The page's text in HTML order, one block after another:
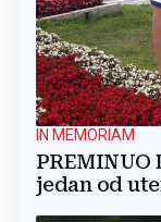
IN MEMORIAM
PREMINUO
jedan od